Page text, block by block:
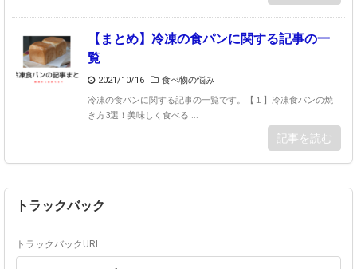
【まとめ】冷凍の食パンに関する記事の一
覧
2021/10/16
食べ物の悩み
冷凍の食パンに関する記事の一覧です。【１】冷凍食パンの焼
き方3選！美味しく食べる ...
記事を読む
トラックバック
トラックバックURL